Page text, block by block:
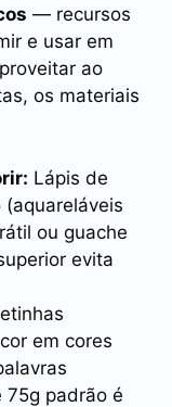
— recursos
e usar em
ao
os materiais
Lápis de
ou guache
evita
em cores
75g padrão é